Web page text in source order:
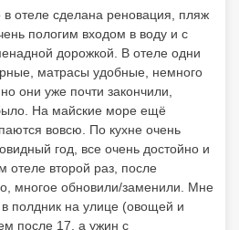
многое обновили/заменили. Мне
в полдник на улице (овощей и
ем после 17, а ужин с
фастфуд, только с 19, а в
чизбургеры, сэндвичи и
а брют за деньги. Но
хорошо! 4,5 из 5.
больше отзывов